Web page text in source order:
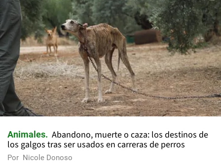
Animales
Abandono, muerte o caza: los destinos de
los galgos tras ser usados en carreras de perros
Por Nicole Donoso